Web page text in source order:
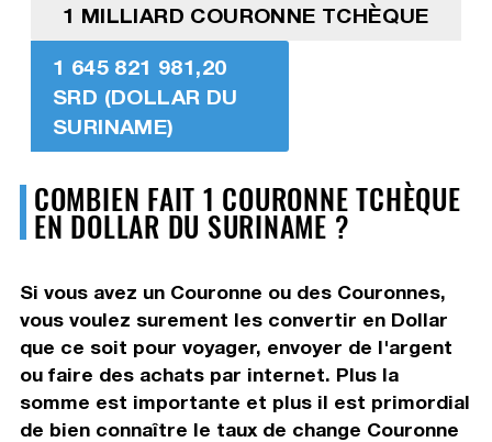
1 MILLIARD COURONNE TCHÈQUE
1 645 821 981,20
SRD (DOLLAR DU
SURINAME)
COMBIEN FAIT 1 COURONNE TCHÈQUE
EN DOLLAR DU SURINAME ?
Si vous avez un Couronne ou des Couronnes,
vous voulez surement les convertir en Dollar
que ce soit pour voyager, envoyer de l'argent
ou faire des achats par internet. Plus la
somme est importante et plus il est primordial
de bien connaître le taux de change Couronne